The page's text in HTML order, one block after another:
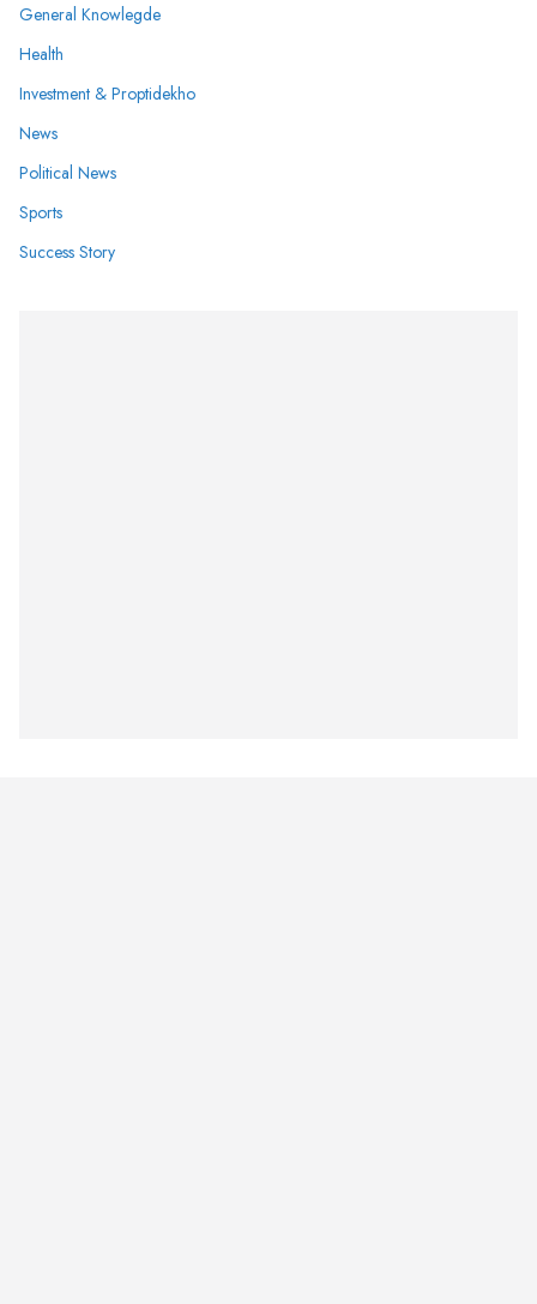
General Knowlegde
Health
Investment & Proptidekho
News
Political News
Sports
Success Story